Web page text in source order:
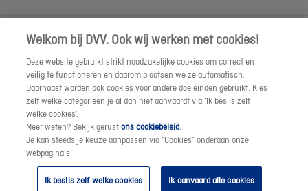
Wettelijke informatie
Duurzaamheid
Sitemap
Onze consulenten
Jobs
Cookies
Welkom bij DVV. Ook wij werken met cookies!
Deze website gebruikt strikt noodzakelijke cookies om correct en
veilig te functioneren en daarom plaatsen we ze automatisch.
Daarnaast worden ook cookies voor andere doeleinden gebruikt. Kies
zelf welke categorieën je al dan niet aanvaardt via ‘Ik beslis zelf
welke cookies’.
Meer weten? Bekijk gerustons cookiebeleid.
Je kan steeds je keuze aanpassen via “Cookies” onderaan onze
webpagina’s.
Ik beslis zelf welke cookies Ik aanvaard alle cookies